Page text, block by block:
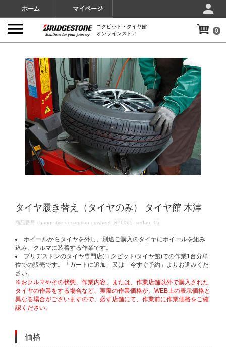
ホーム マイページ
コクピット・タイヤ館
オンラインストア
0
タイヤ履き替え（タイヤのみ） タイヤ館 木津
DETAILS
商品番号 change-tire-desorption-nowheel_SP6065_sedan_15
ホイールからタイヤを外し、別途ご購入のタイヤにホイールを組み
込み、クルマに装着する作業です。
ブリヂストンのタイヤ専門店(コクピット/タイヤ館)での作業1台分単
位での販売です。「カートに追加」又は「今すぐ予約」よりお進みくだ
さい。
※おクルマやその状態、作業内容、または、作業店舗以外で購入された
タイヤの作業をする場合など、実際の作業価格が、WEB上の表示価格と
異なる場合がございますので、必ず店舗にて、作業前に作業価格をご確
認ください。
価格